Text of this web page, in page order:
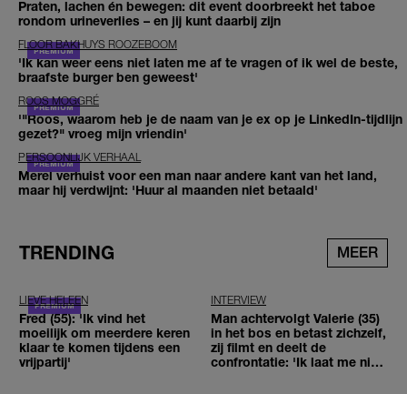
Praten, lachen én bewegen: dit event doorbreekt het taboe
rondom urineverlies – en jij kunt daarbij zijn
FLOOR BAKHUYS ROOZEBOOM
'Ik kan weer eens niet laten me af te vragen of ik wel de beste,
braafste burger ben geweest'
ROOS MOGGRÉ
'"Roos, waarom heb je de naam van je ex op je LinkedIn-tijdlijn
gezet?" vroeg mijn vriendin'
PERSOONLIJK VERHAAL
Merel verhuist voor een man naar andere kant van het land,
maar hij verdwijnt: 'Huur al maanden niet betaald'
TRENDING MEER
LIEVE HELEEN
Fred (55): 'Ik vind het
moeilijk om meerdere keren
klaar te komen tijdens een
vrijpartij'
INTERVIEW
Man achtervolgt Valerie (35)
in het bos en betast zichzelf,
zij filmt en deelt de
confrontatie: 'Ik laat me niet